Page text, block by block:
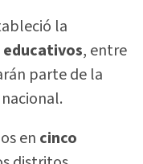
la
, entre
parte de la
en cinco